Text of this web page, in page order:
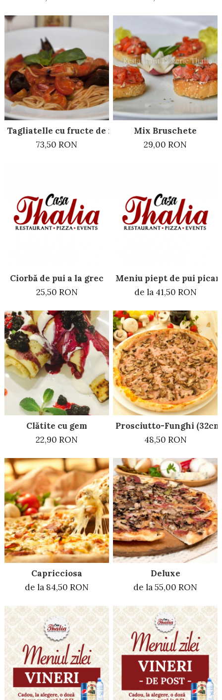
Tagliatelle cu fructe de mare picante
73,50 RON
Mix Bruschete
29,00 RON
Ciorbă de pui a la grec
25,50 RON
Meniu piept de pui
de la 41,50 RON
Clătite cu gem
22,90 RON
Prosciutto-Funghi
48,50 RON
Capricciosa
de la 84,50 RON
Deluxe
de la 55,00 RON